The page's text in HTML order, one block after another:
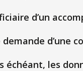
d’un
demande d’une
échéant, les